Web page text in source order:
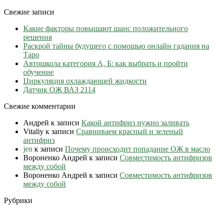
Свежие записи
Какие факторы повышают шанс положительного
решения
Раскрой тайны будущего с помощью онлайн гадания на
Таро
Автошкола категория А, Б: как выбрать и пройти
обучение
Циркуляция охлаждающей жидкости
Датчик ОЖ ВАЗ 2114
Свежие комментарии
Андрей к записи Какой антифриз нужно заливать
Vitaliy к записи Сравниваем красный и зеленый
антифриз
jen к записи Почему происходит попадание ОЖ в масло
Вороненко Андрей к записи Совместимость антифризов
между собой
Вороненко Андрей к записи Совместимость антифризов
между собой
Рубрики